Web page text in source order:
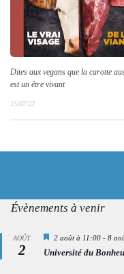
Dites aux vegans que la carotte
est un être vivant
15/07/22
Évènements à venir
AOÛT
2
Mis
avant
2 août à 11:00 - 8
Université du